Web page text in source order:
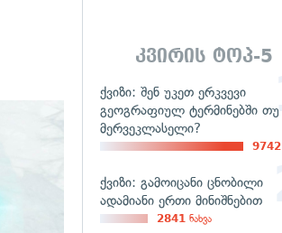
კვირის ტოპ-5
ქვიზი: შენ უკეთ ერკვევი
გეოგრაფიულ ტერმინებში თუ
მერვეკლასელი?
9742
ქვიზი: გამოიცანი ცნობილი
ადამიანი ერთი მინიშნებით
2841 ნახვა